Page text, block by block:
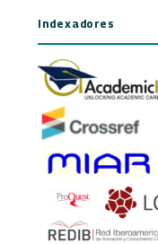
Indexadores